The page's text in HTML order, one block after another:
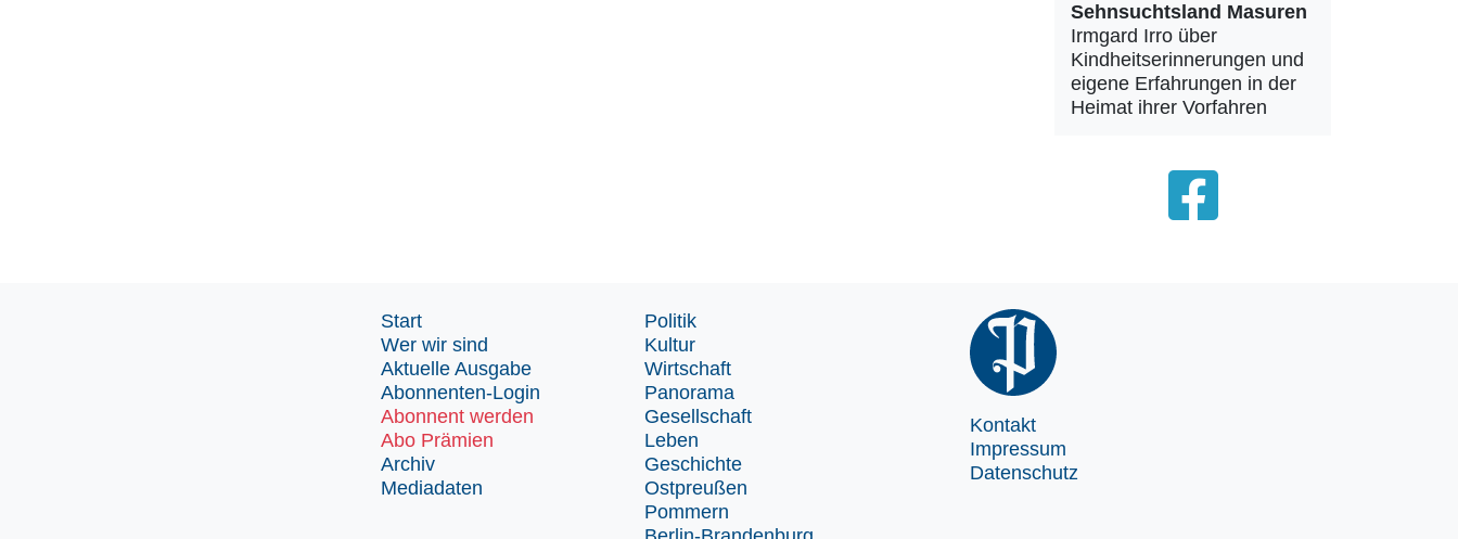
Sehnsuchtsland Masuren
Irmgard Irro über
Kindheitserinnerungen und
eigene Erfahrungen in der
Heimat ihrer Vorfahren
Start
Wer wir sind
Aktuelle Ausgabe
Abonnenten-Login
Abonnent werden
Abo Prämien
Archiv
Mediadaten
Politik
Kultur
Wirtschaft
Panorama
Gesellschaft
Leben
Geschichte
Ostpreußen
Pommern
Kontakt
Impressum
Datenschutz